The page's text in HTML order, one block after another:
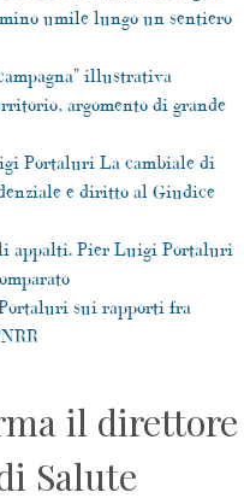
umile lungo un sentiero
illustrativa
argomento di grande
Portaluri La cambiale di
e diritto al Giudice
appalti. Pier Luigi Portaluri
sui rapporti fra
il direttore
Salute